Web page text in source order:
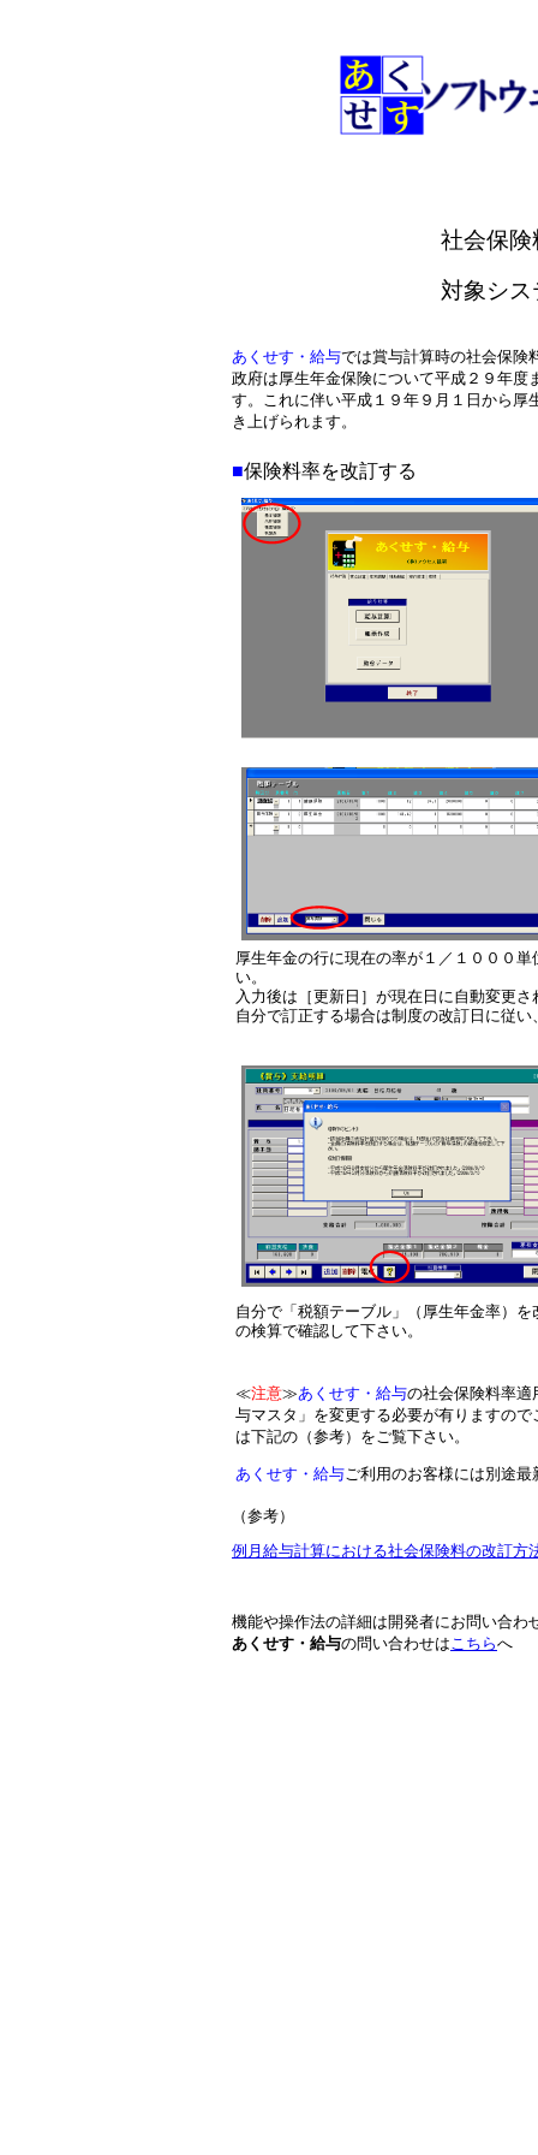
社会保険
対象シ
あくせす・給与では賞与計算時の社会保険
政府は厚生年金保険について平成２９年度
す。これに伴い平成１９年９月１日から厚
き上げられます。
■保険料率を改訂する
厚生年金の行に現在の率が１／１０００
い。
入力後は［更新日］が現在日に自動変更
自分で訂正する場合は制度の改訂日に従
自分で「税額テーブル」（厚生年金率）
の検算で確認して下さい。
≪注意≫あくせす・給与の社会保険料率適
与マスタ」を変更する必要が有りますの
は下記の（参考）をご覧下さい。
あくせす・給与ご利用のお客様には別途
（参考）
例月給与計算における社会保険料の改訂方
機能や操作法の詳細は開発者にお問い合わ
あくせす・給与の問い合わせはこちらへ